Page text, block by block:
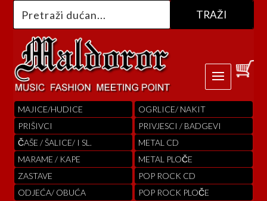
MAJICE/HUDICE
PRIŠIVCI
ČAŠE / ŠALICE/ I SL.
MARAME / KAPE
ZASTAVE
ODJEĆA/ OBUĆA
OGRLICE/ NAKIT
PRIVJESCI / BADGEVI
METAL CD
METAL PLOČE
POP ROCK CD
POP ROCK PLOČE